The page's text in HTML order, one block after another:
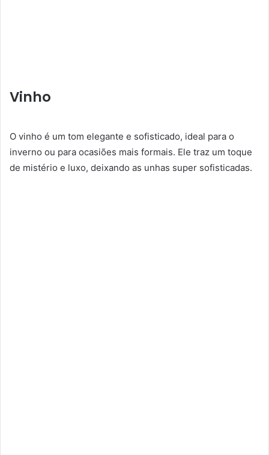
Vinho
O vinho é um tom elegante e sofisticado, ideal para o
inverno ou para ocasiões mais formais. Ele traz um toque
de mistério e luxo, deixando as unhas super sofisticadas.